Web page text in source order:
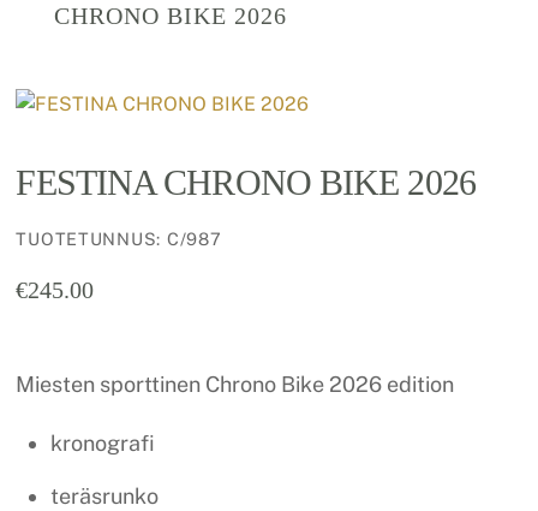
CHRONO BIKE 2026
FESTINA CHRONO BIKE 2026
TUOTETUNNUS: C/987
€245.00
Miesten sporttinen Chrono Bike 2026 edition
kronografi
teräsrunko